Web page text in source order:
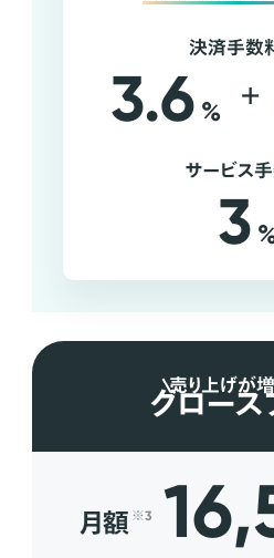
決済手数
3.6 % +
サービス
3
売り上げが
グロース
月額 ※3